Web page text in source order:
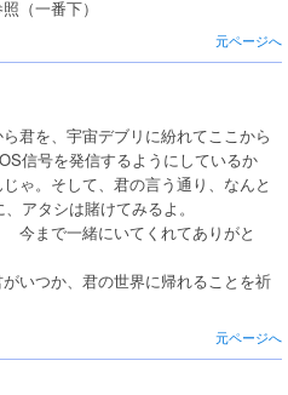
（一番下）
元ページへ
君を、宇宙デブリに紛れてここから
信号を発信するようにしているか
ゃ。そして、君の言う通り、なんと
アタシは賭けてみるよ。
今まで一緒にいてくれてありがと
いつか、君の世界に帰れることを祈
元ページへ